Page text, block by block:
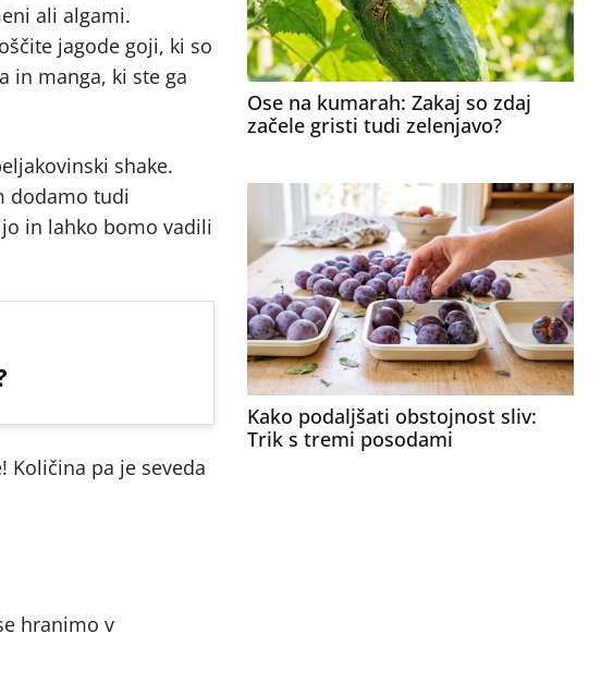
ali algami.
jagode goji, ki so
in manga, ki ste ga
shake.
dodamo tudi
in lahko bomo vadili
Količina pa je seveda
hranimo v
Ose na kumarah: Zakaj so zdaj
začele gristi tudi zelenjavo?
Kako podaljšati obstojnost sliv:
Trik s tremi posodami